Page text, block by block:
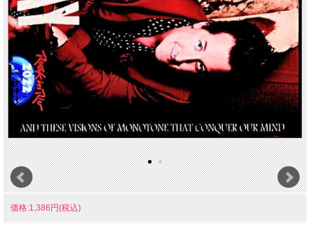
価格:1,386円(税込)